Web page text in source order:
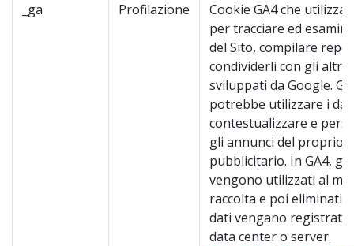
_ga Profilazione
Cookie GA4 che utilizza
per tracciare ed
del Sito, compilare
condividerli con gli altri
sviluppati da Google.
potrebbe utilizzare i
contestualizzare e
gli annunci del proprio
pubblicitario. In GA4, gli
vengono utilizzati al
raccolta e poi eliminati
dati vengano registrati
data center o server.